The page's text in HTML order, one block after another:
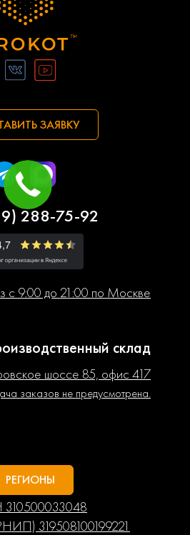
ЗАЯВКУ
288-75-92
с 9:00 до 21:00 по Москве
склад
шоссе 85, офис 417
заказов не предусмотрена.
РЕГИОНЫ
319508100199221